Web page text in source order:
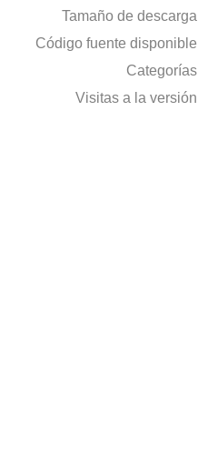
Tamaño de descarga
Código fuente disponible
Categorías
Visitas a la versión